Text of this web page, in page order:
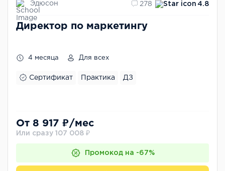
Эдюсон 278 4.8
Директор по маркетингу
4 месяца Для всех
Сертификат Практика ДЗ
От 8 917 ₽/мес
Или сразу 107 008 ₽
Промокод на -67%